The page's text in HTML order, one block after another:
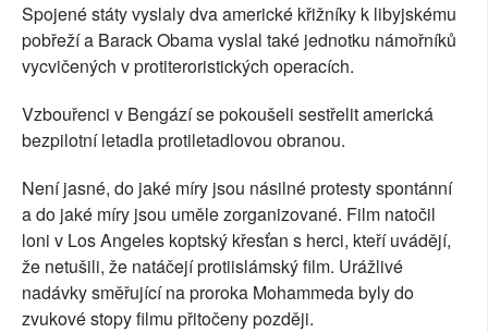
Spojené státy vyslaly dva americké křižníky k libyjskému
pobřeží a Barack Obama vyslal také jednotku námořníků
vycvičených v protiteroristických operacích.
Vzbouřenci v Bengází se pokoušeli sestřelit americká
bezpilotní letadla protiletadlovou obranou.
Není jasné, do jaké míry jsou násilné protesty spontánní
a do jaké míry jsou uměle zorganizované. Film natočil
loni v Los Angeles koptský křesťan s herci, kteří uvádějí,
že netušili, že natáčejí protiislámský film. Urážlivé
nadávky směřující na proroka Mohammeda byly do
zvukové stopy filmu přitočeny později.